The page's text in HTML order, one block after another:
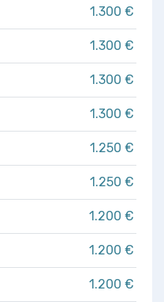
1.300 €
1.300 €
1.300 €
1.300 €
1.250 €
1.250 €
1.200 €
1.200 €
1.200 €